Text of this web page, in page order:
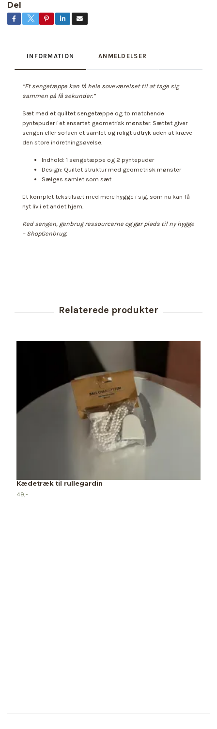
Del
INFORMATION ANMELDELSER
“Et sengetæppe kan få hele soveværelset til at tage sig
sammen på få sekunder.”
Sæt med et quiltet sengetæppe og to matchende
pyntepuder i et ensartet geometrisk mønster. Sættet giver
sengen eller sofaen et samlet og roligt udtryk uden at kræve
den store indretningsøvelse.
Indhold: 1 sengetæppe og 2 pyntepuder
Design: Quiltet struktur med geometrisk mønster
Sælges samlet som sæt
Et komplet tekstilsæt med mere hygge i sig, som nu kan få
nyt liv i et andet hjem.
Red sengen, genbrug ressourcerne og gør plads til ny hygge
– ShopGenbrug.
Kædetræk til rullegardin
49,-